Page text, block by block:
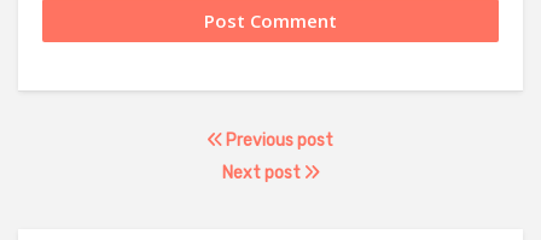
Previous post
Next post